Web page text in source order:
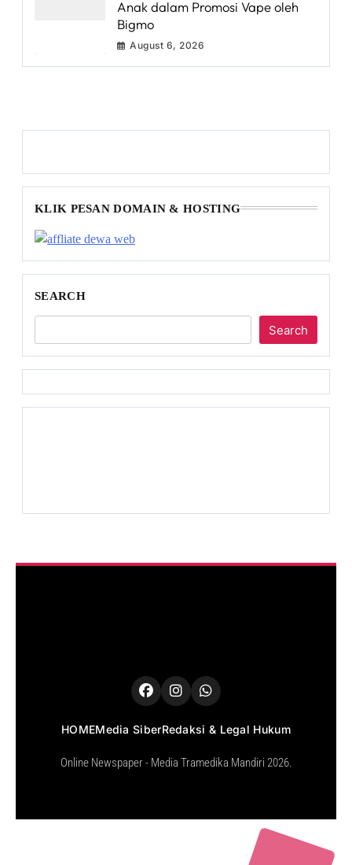
Anak dalam Promosi Vape oleh
Bigmo
August 6, 2026
KLIK PESAN DOMAIN & HOSTING
SEARCH
Search
HOMEMedia SiberRedaksi & Legal Hukum
Online Newspaper - Media Tramedika Mandiri 2026.